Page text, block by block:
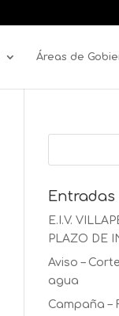
Áreas de
Entradas
E.I.V.
PLAZO DE
Aviso –
agua
Campaña –